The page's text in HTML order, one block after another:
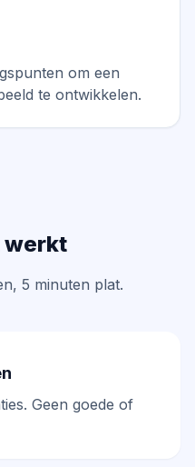
om een
te ontwikkelen.
werkt
5 minuten plat.
Geen goede of